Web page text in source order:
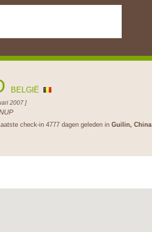
BELGIË
2007 ]
check-in 4777 dagen geleden in Guilin, China